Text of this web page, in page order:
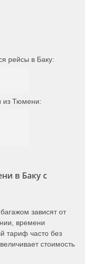
рейсы в Баку:
из Тюмени:
в Баку с
зависят от
времени
тариф часто без
стоимость